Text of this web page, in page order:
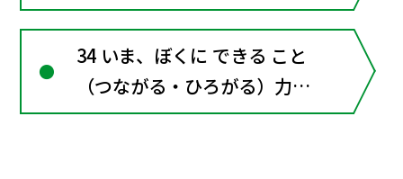
34 いま、ぼくに できる こと
（つながる・ひろがる）力を
あわせて